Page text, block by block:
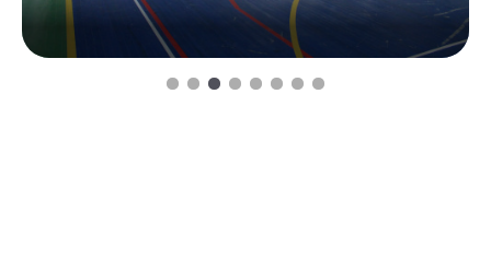
e/ou sugestões
conhecimento de outras áreas do saber;
liderança focada em resultado concreto;